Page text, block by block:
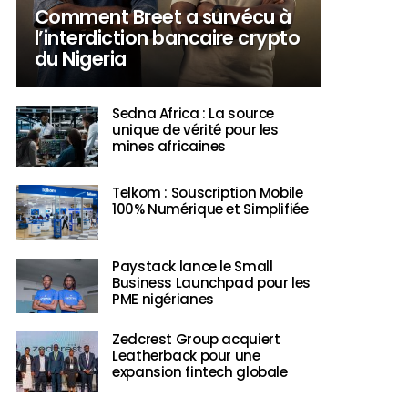
Comment Breet a survécu à
l’interdiction bancaire crypto
du Nigeria
Sedna Africa : La source
unique de vérité pour les
mines africaines
Telkom : Souscription Mobile
100% Numérique et Simplifiée
Paystack lance le Small
Business Launchpad pour les
PME nigérianes
Zedcrest Group acquiert
Leatherback pour une
expansion fintech globale